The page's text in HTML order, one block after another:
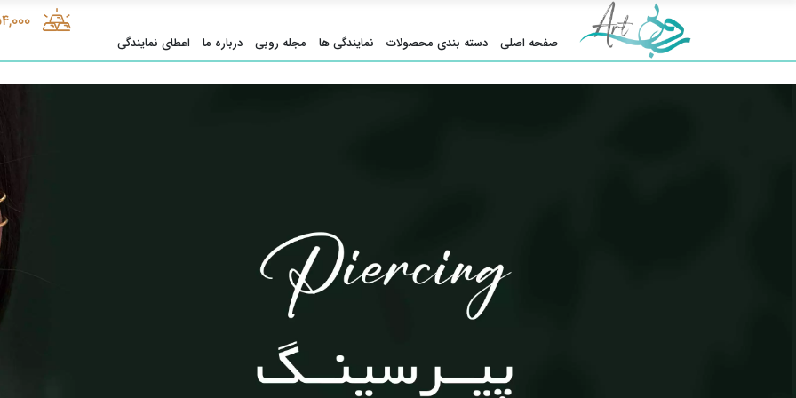
صفحه اصلی دسته بندی محصولات نمایندگی ها مجله روبی درباره ما اعطای نمایندگی